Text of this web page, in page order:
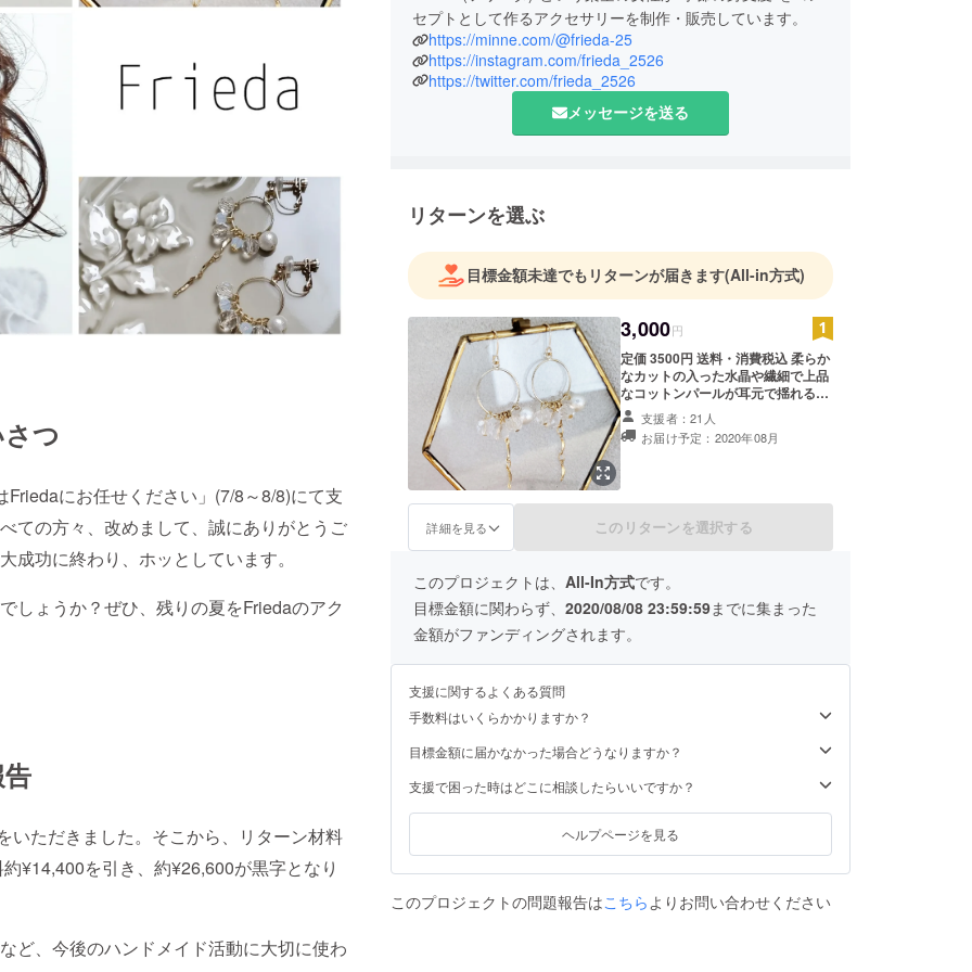
つ
にお任せください」(7/8～8/8)にて支
ての方々、改めまして、誠にありがとうご
功に終わり、ホッとしています。
しょうか？ぜひ、残りの夏をFriedaのアク
いただきました。そこから、リターン材料
¥14,400を引き、約¥26,600が黒字となり
ど、今後のハンドメイド活動に大切に使わ
セプトとして作るアクセサリーを制作・販売しています。
https://minne.com/@frieda-25
https://instagram.com/frieda_2526
https://twitter.com/frieda_2526
メッセージを送る
リターンを選ぶ
目標金額未達でもリターンが届きます(All-in方式)
3,000円
定価 3500円 送料・消費税込 柔らか
なカットの入った水晶や繊細で上品
なコットンパールが耳元で揺れる度
にきらきらと輝きます。クリアと
ゴールドの色合いが肌なじみよく、
顔まわりを明るく彩ります。 水晶
す。これからの季節のお供にいかが
い方はご注意くださいませ。 備考欄
に金具のご希望(ピアスまたはイヤリ
ング)を必ずご記入ください。 全長/
約50mm ご支援いただいた方にはさ
とメッセージを添えさせていただき
支援者：21人
お届け予定：2020年08月
詳細を見る このリターンを選択する
このプロジェクトは、 All-In方式です。
目標金額に関わらず、 2020/08/08 23:59:59までに集まった
金額がファンディングされます。
支援に関するよくある質問
手数料はいくらかかりますか？
目標金額に届かなかった場合どうなりますか？
支援で困った時はどこに相談したらいいですか？
ヘルプページを見る
このプロジェクトの問題報告はこちらよりお問い合わせください